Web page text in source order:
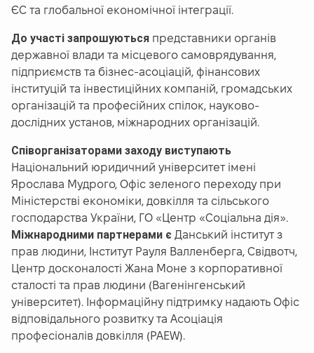
ЄС та глобальної економічної інтеграції.
До участі запрошуються представники органів
державної влади та місцевого самоврядування,
підприємств та бізнес-асоціацій, фінансових
інституцій та інвестиційних компаній, громадських
організацій та професійних спілок, науково-
дослідних установ, міжнародних організацій.
Співорганізаторами заходу виступають
Національний юридичний університет імені
Ярослава Мудрого, Офіс зеленого переходу при
Міністерстві економіки, довкілля та сільського
господарства України, ГО «Центр «Соціальна дія».
Міжнародними партнерами є Данський інститут з
прав людини, Інститут Рауля Валленберга, Свідвотч,
Центр досконалості Жана Моне з корпоративної
сталості та прав людини (Вагенінгенський
університет). Інформаційну підтримку надають Офіс
відповідального розвитку та Асоціація
професіоналів довкілля (PAEW).